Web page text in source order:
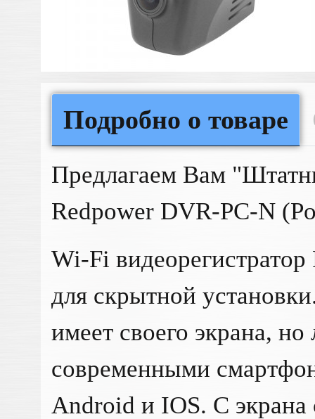
Подробно о товаре
Предлагаем Вам
Redpower DVR-PC-N
Wi-Fi
для скрытной
имеет своего экрана, но
современными
Android и IOS. C